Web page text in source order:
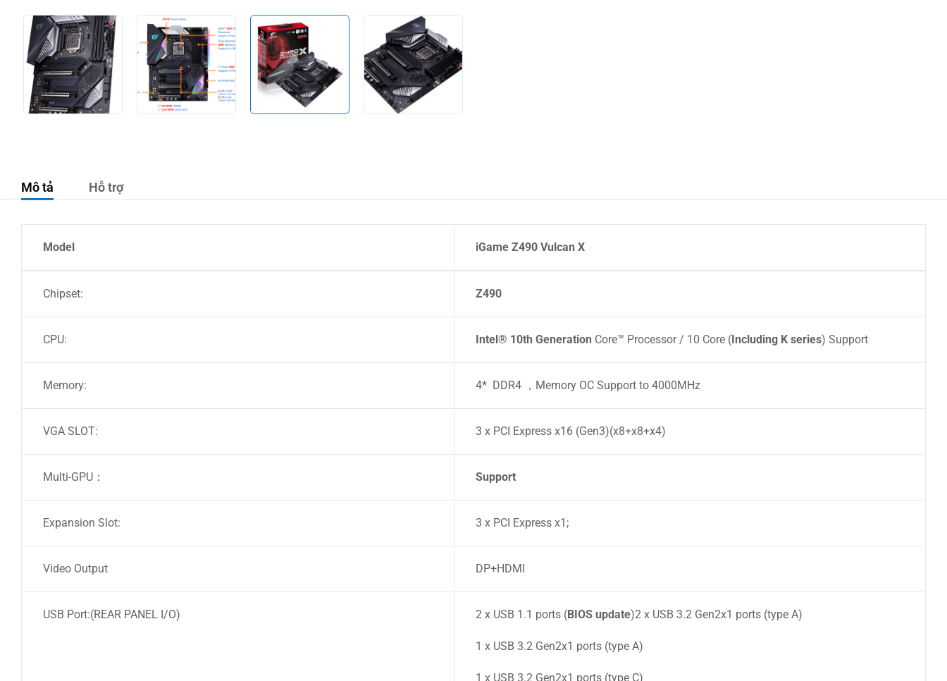
Mô tả Hỗ trợ
Model iGame Z490 Vulcan X
Chipset: Z490
CPU: Intel® 10th Generation Core™ Processor / 10 Core (Including K series) Support
Memory: 4* DDR4 ，Memory OC Support to 4000MHz
VGA SLOT: 3 x PCI Express x16 (Gen3)(x8+x8+x4)
Multi-GPU： Support
Expansion Slot: 3 x PCI Express x1;
Video Output DP+HDMI
USB Port:(REAR PANEL I/O) 2 x USB 1.1 ports (BIOS update)2 x USB 3.2 Gen2x1 ports (type A)
1 x USB 3.2 Gen2x1 ports (type A)
1 x USB 3.2 Gen2x1 ports (type C)